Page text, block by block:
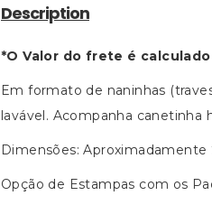
Description
*O Valor do frete é
Em formato de naninhas
lavável. Acompanha canetinha
Dimensões: Aproximadamente
Opção de Estampas com os